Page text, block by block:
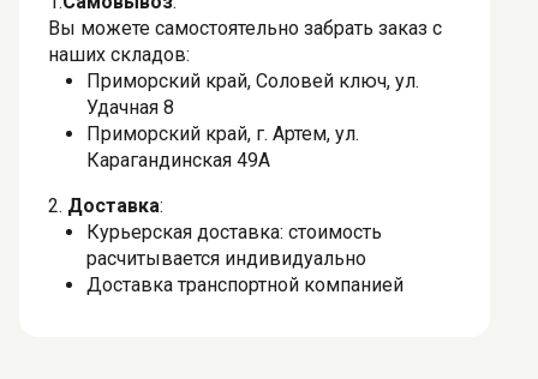
Вы можете самостоятельно забрать заказ с
наших складов:
Приморский край, Соловей ключ, ул.
Удачная 8
Приморский край, г. Артем, ул.
Карагандинская 49А
2. Доставка:
Курьерская доставка: стоимость
расчитывается индивидуально
Доставка транспортной компанией